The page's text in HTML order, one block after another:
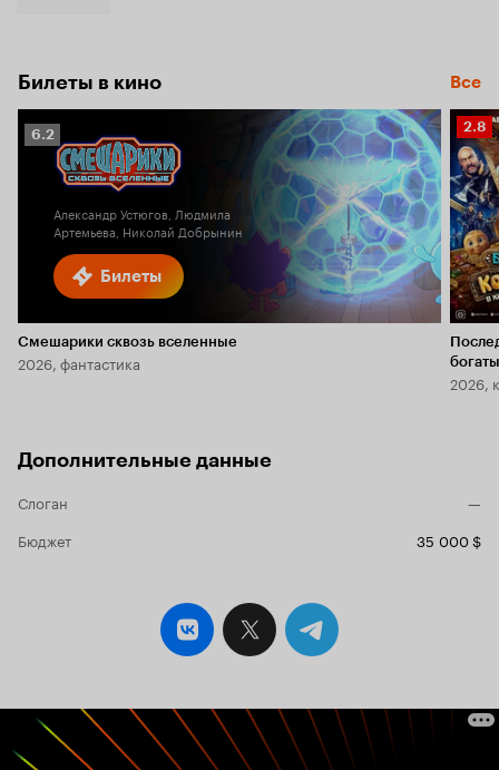
Билеты в кино Все
Билеты
Рейтинг
Кинопоиска
6.2
Александр Устюгов, Людмила
Артемьева, Николай Добрынин
Смешарики сквозь вселенные
2026, фантастика
2.8
2.8
2026,
Дополнительные данные
Слоган
—
Бюджет
35 000 $